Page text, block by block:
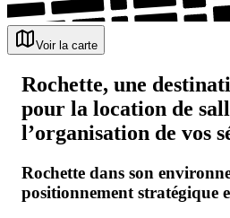
Voir la carte
Rochette, une
pour la location de
l’organisation de vos
Rochette dans son
positionnement stratégique